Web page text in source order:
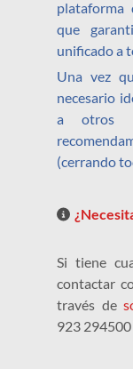
plataforma
que
unificado a
Una vez
necesario
a otros
(cerrando
Si tiene
contactar
través de
923 294500